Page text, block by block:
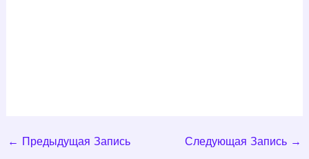
← Предыдущая Запись Следующая Запись →